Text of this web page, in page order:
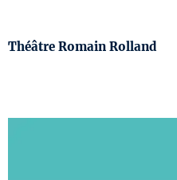
Théâtre Romain Rolland